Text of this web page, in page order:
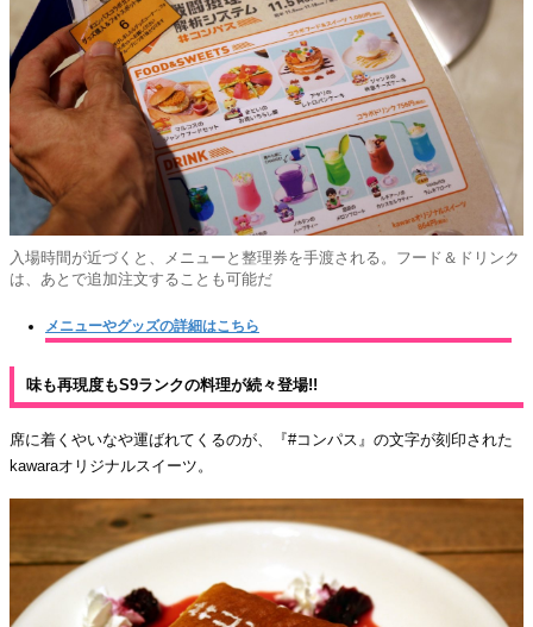
入場時間が近づくと、メニューと整理券を手渡される。フード＆ドリンク
は、あとで追加注文することも可能だ
メニューやグッズの詳細はこちら
味も再現度もS9ランクの料理が続々登場!!
席に着くやいなや運ばれてくるのが、『#コンパス』の文字が刻印された
kawaraオリジナルスイーツ。